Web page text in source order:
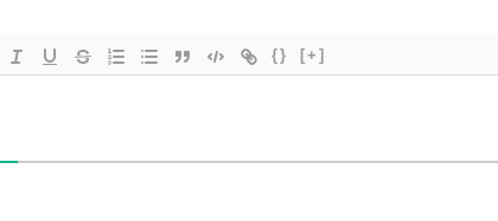
{} [+]